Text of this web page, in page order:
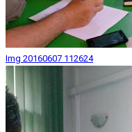
Img 20160607 112624